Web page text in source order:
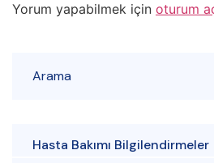
Yorum yapabilmek için oturum
Hasta Bakımı Bilgilendirmeler